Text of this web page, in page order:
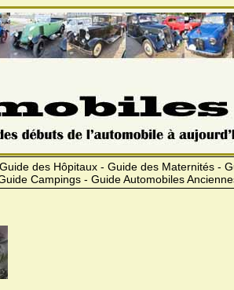
des Hôpitaux - Guide des Maternités -
Campings - Guide Automobiles